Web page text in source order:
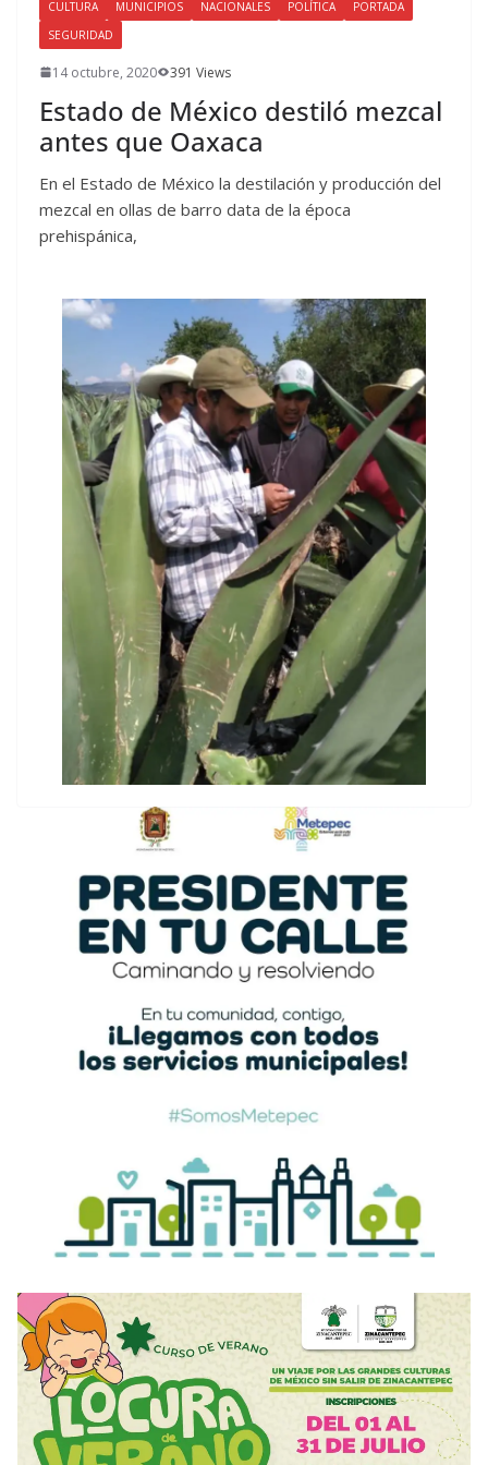
CULTURA MUNICIPIOS NACIONALES POLÍTICA
PORTADA
SEGURIDAD
14 octubre, 2020 391 Views
Estado de México destiló mezcal
antes que Oaxaca
En el Estado de México la destilación y producción del
mezcal en ollas de barro data de la época
prehispánica,